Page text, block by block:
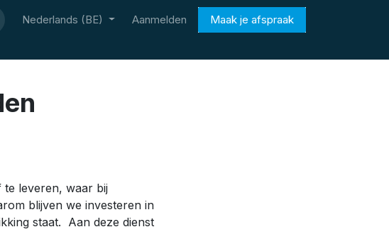
Nederlands (BE) Aanmelden Maak je afspraak
leveren, waar bij
blijven we investeren in
staat. Aan deze dienst